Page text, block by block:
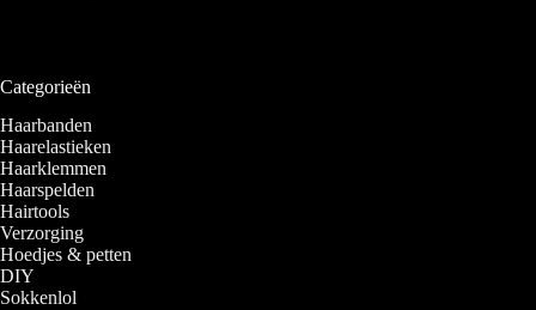
Categorieën
Haarbanden
Haarelastieken
Haarklemmen
Haarspelden
Hairtools
Verzorging
Hoedjes & petten
DIY
Sokkenlol